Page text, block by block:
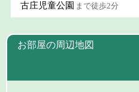
古庄児童公園 まで徒歩2分
お部屋の周辺地図